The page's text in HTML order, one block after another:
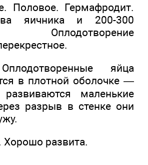
Половое. Гермафродит.
яичника и 200-300
Оплодотворение
яйца
в плотной оболочке —
маленькие
разрыв в стенке они
Хорошо развита.